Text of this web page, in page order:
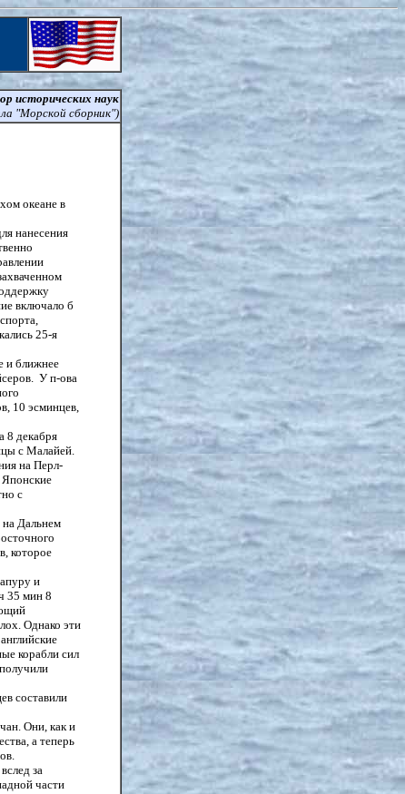
исторических наук
"Морской сборник")
океане в
нанесения
включало б
25-я
и ближнее
У п-ова
10 эсминцев,
8 декабря
с Малайей.
на Перл-
Японские
с
на Дальнем
которое
и
35 мин 8
Однако эти
корабли сил
составили
Они, как и
а теперь
за
части